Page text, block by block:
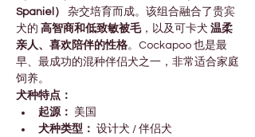
Spaniel）
杂交培育而成。该组合融合了贵宾
犬的 高智商和低致敏被毛，以及可卡犬 温柔
亲人、喜欢陪伴的性格。Cockapoo 也是最
早、最成功的混种伴侣犬之一，非常适合家庭
饲养。
犬种特点：
起源：
美国
犬种类型： 设计犬 / 伴侣犬